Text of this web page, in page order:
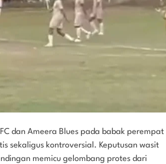
dan Ameera Blues pada babak perempat
sekaligus kontroversial. Keputusan wasit
memicu gelombang protes dari